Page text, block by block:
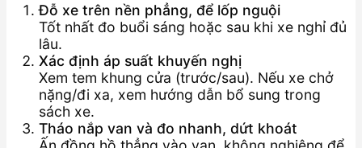
Đỗ xe trên nền phẳng, để lốp nguội
Tốt nhất đo buổi sáng hoặc sau khi xe nghỉ đủ
lâu.
Xác định áp suất khuyến nghị
Xem tem khung cửa (trước/sau). Nếu xe chở
nặng/đi xa, xem hướng dẫn bổ sung trong
sách xe.
Tháo nắp van và đo nhanh, dứt khoát